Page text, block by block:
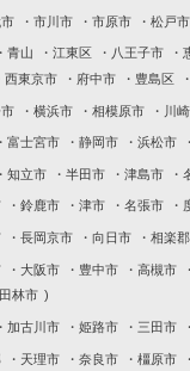
市川市 市原市 松戸市
青山 江東区 八王子市
西東京市 府中市 豊島区
横浜市 相模原市 川
富士宮市 静岡市 浜松市
知立市 半田市 津島市
鈴鹿市 津市 名張市
長岡京市 向日市 相楽郡
大阪市 豊中市 高槻市
林市
加古川市 姫路市 三田市
天理市 奈良市 橿原市